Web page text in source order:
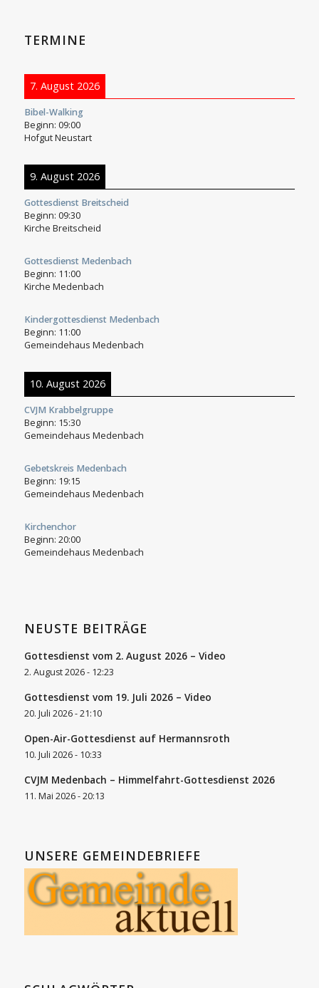
TERMINE
7. August 2026
Bibel-Walking
Beginn: 09:00
Hofgut Neustart
9. August 2026
Gottesdienst Breitscheid
Beginn: 09:30
Kirche Breitscheid
Gottesdienst Medenbach
Beginn: 11:00
Kirche Medenbach
Kindergottesdienst Medenbach
Beginn: 11:00
Gemeindehaus Medenbach
10. August 2026
CVJM Krabbelgruppe
Beginn: 15:30
Gemeindehaus Medenbach
Gebetskreis Medenbach
Beginn: 19:15
Gemeindehaus Medenbach
Kirchenchor
Beginn: 20:00
Gemeindehaus Medenbach
NEUSTE BEITRÄGE
Gottesdienst vom 2. August 2026 – Video
2. August 2026 - 12:23
Gottesdienst vom 19. Juli 2026 – Video
20. Juli 2026 - 21:10
Open-Air-Gottesdienst auf Hermannsroth
10. Juli 2026 - 10:33
CVJM Medenbach – Himmelfahrt-Gottesdienst 2026
11. Mai 2026 - 20:13
UNSERE GEMEINDEBRIEFE